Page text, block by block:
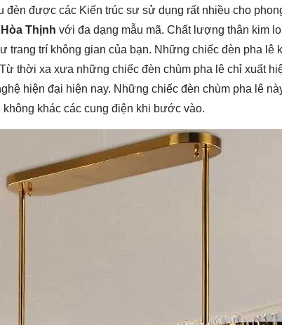
đèn được các Kiến trúc sư sử dụng rất nhiều cho
Hòa Thịnh với đa dạng mẫu mã. Chất lượng thân kim
trang trí không gian của bạn. Những chiếc đèn pha lê
thời xa xưa những chiếc đèn chùm pha lê chỉ xuất
hiện đại hiện nay. Những chiếc đèn chùm pha lê
khác các cung điện khi bước vào.